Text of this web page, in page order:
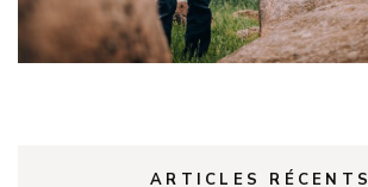
ARTICLES RÉCENTS